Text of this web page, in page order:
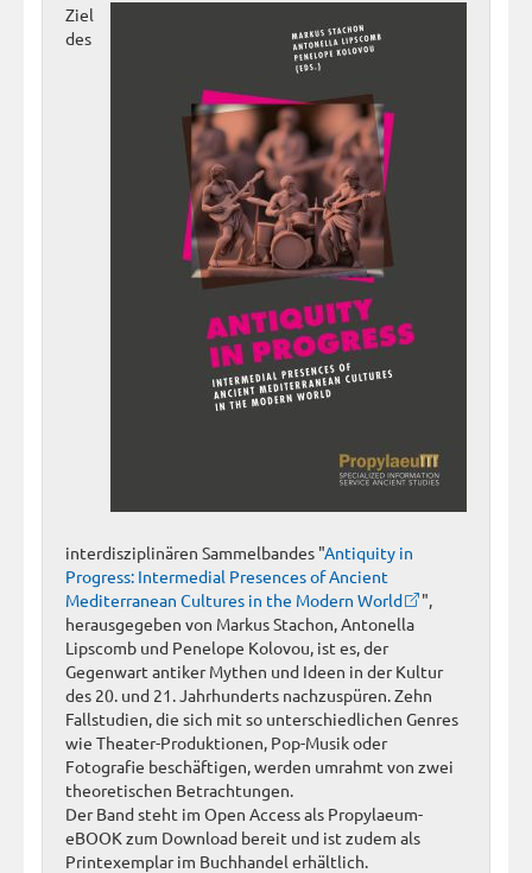
Ziel
des
interdisziplinären Sammelbandes "Antiquity in
Progress: Intermedial Presences of Ancient
Mediterranean Cultures in the Modern World
",
herausgegeben von Markus Stachon, Antonella
Lipscomb und Penelope Kolovou, ist es, der
Gegenwart antiker Mythen und Ideen in der Kultur
des 20. und 21. Jahrhunderts nachzuspüren. Zehn
Fallstudien, die sich mit so unterschiedlichen Genres
wie Theater-Produktionen, Pop-Musik oder
Fotografie beschäftigen, werden umrahmt von zwei
theoretischen Betrachtungen.
Der Band steht im Open Access als Propylaeum-
eBOOK zum Download bereit und ist zudem als
Printexemplar im Buchhandel erhältlich.